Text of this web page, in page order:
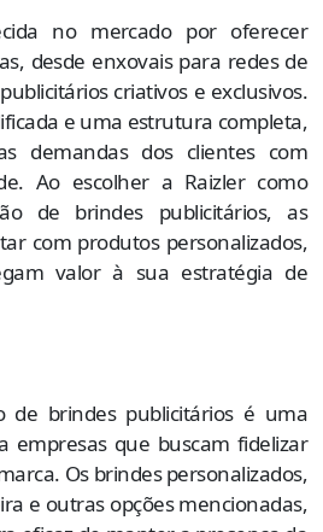
no mercado por oferecer
desde enxovais para redes de
criativos e exclusivos.
e uma estrutura completa,
demandas dos clientes com
Ao escolher a Raizler como
de brindes publicitários, as
com produtos personalizados,
valor à sua estratégia de
de brindes publicitários é uma
empresas que buscam fidelizar
Os brindes personalizados,
e outras opções mencionadas,